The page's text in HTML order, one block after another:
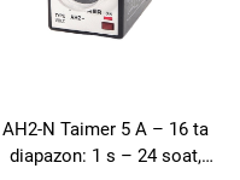
AH2-N Taimer 5 A – 16 ta
diapazon: 1 s – 24 soat,